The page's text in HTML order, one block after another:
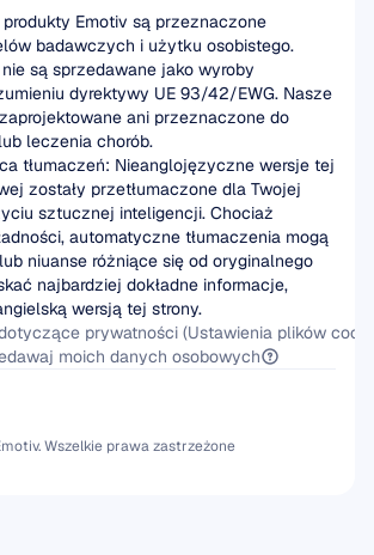
Emotiv są przeznaczone
badawczych i użytku osobistego.
są sprzedawane jako wyroby
dyrektywy UE 93/42/EWG. Nasze
ani przeznaczone do
leczenia chorób.
tłumaczeń: Nieanglojęzyczne wersje tej
zostały przetłumaczone dla Twojej
sztucznej inteligencji. Chociaż
automatyczne tłumaczenia mogą
niuanse różniące się od oryginalnego
najbardziej dokładne informacje,
wersją tej strony.
prywatności (Ustawienia plików
moich danych osobowych
Wszelkie prawa zastrzeżone